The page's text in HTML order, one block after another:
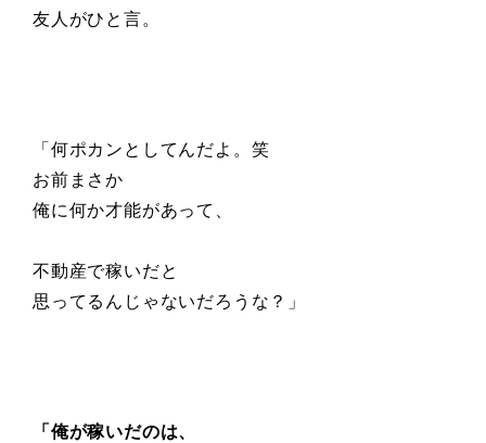
友人がひと言。
「何ポカンとしてんだよ。笑
お前まさか
俺に何か才能があって、
不動産で稼いだと
思ってるんじゃないだろうな？」
「俺が稼いだのは、